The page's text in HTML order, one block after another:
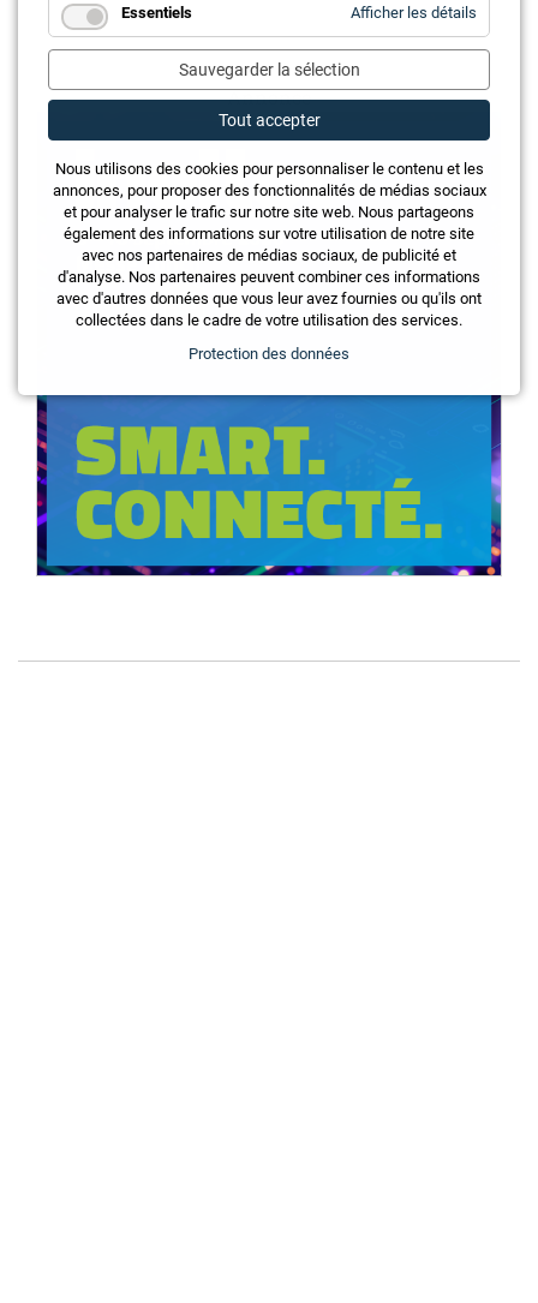
Annonce
Essentiels Afficher les détails
Sauvegarder la sélection
Tout accepter
Nous utilisons des cookies pour personnaliser le contenu et les
annonces, pour proposer des fonctionnalités de médias sociaux
et pour analyser le trafic sur notre site web. Nous partageons
également des informations sur votre utilisation de notre site
avec nos partenaires de médias sociaux, de publicité et
d'analyse. Nos partenaires peuvent combiner ces informations
avec d'autres données que vous leur avez fournies ou qu'ils ont
collectées dans le cadre de votre utilisation des services.
Protection des données